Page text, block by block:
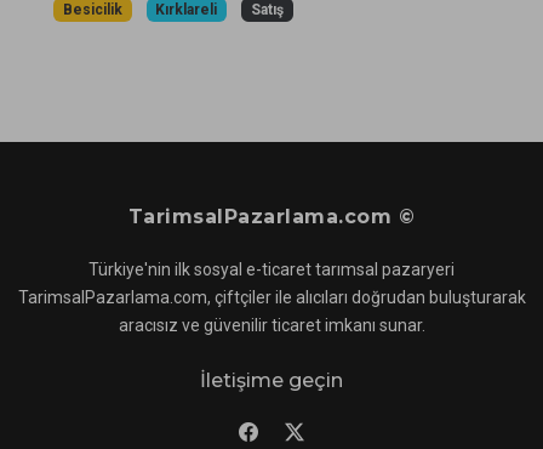
Besicilik Kırklareli Satış
TarimsalPazarlama.com ©
Türkiye'nin ilk sosyal e-ticaret tarımsal pazaryeri
TarimsalPazarlama.com, çiftçiler ile alıcıları doğrudan buluşturarak
aracısız ve güvenilir ticaret imkanı sunar.
İletişime geçin